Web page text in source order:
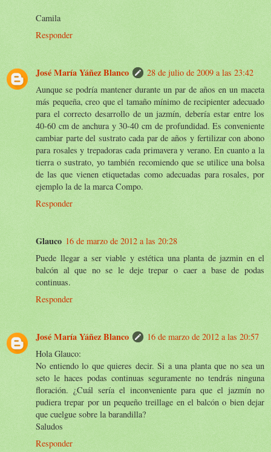
Camila
Responder
José María Yáñez Blanco
28 de julio de 2009 a las 23:42
Aunque se podría mantener durante un par de años en un maceta
más pequeña, creo que el tamaño mínimo de recipienter adecuado
para el correcto desarrollo de un jazmín, debería estar entre los
40-60 cm de anchura y 30-40 cm de profundidad. Es conveniente
cambiar parte del sustrato cada par de años y fertilizar con abono
para rosales y trepadoras cada primavera y verano. En cuanto a la
tierra o sustrato, yo también recomiendo que se utilice una bolsa
de las que vienen etiquetadas como adecuadas para rosales, por
ejemplo la de la marca Compo.
Responder
Glauco 16 de marzo de 2012 a las 20:28
Puede llegar a ser viable y estética una planta de jazmin en el
balcón al que no se le deje trepar o caer a base de podas
continuas.
Responder
José María Yáñez Blanco
16 de marzo de 2012 a las 20:57
Hola Glauco:
No entiendo lo que quieres decir. Si a una planta que no sea un
seto le haces podas continuas seguramente no tendrás ninguna
floración. ¿Cuál sería el inconveniente para que el jazmín no
pudiera trepar por un pequeño treillage en el balcón o bien dejar
que cuelgue sobre la barandilla?
Saludos
Responder